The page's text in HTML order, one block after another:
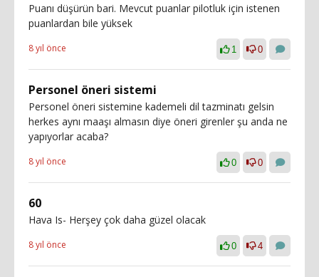
Puanı düşürün bari. Mevcut puanlar pilotluk için istenen
puanlardan bile yüksek
8 yıl önce 1 0
Personel öneri sistemi
Personel öneri sistemine kademeli dil tazminatı gelsin
herkes aynı maaşı almasın diye öneri girenler şu anda ne
yapıyorlar acaba?
8 yıl önce 0 0
60
Hava Is- Herşey çok daha güzel olacak
8 yıl önce 0 4